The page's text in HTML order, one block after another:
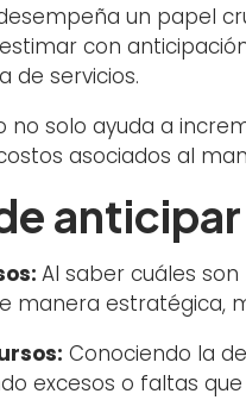
un papel
con
de servicios.
no solo ayuda a
asociados al
Al saber cuáles
manera estratégica,
Conociendo la
excesos o faltas